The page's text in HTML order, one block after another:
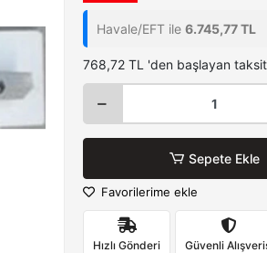
Havale/EFT ile 6.745,77 TL
768,72 TL 'den başlayan
Sepete Ekle
Favorilerime ekle
Hızlı Gönderi Güvenli